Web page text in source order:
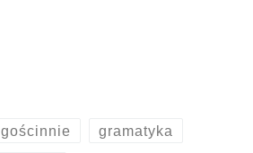
gościnnie gramatyka